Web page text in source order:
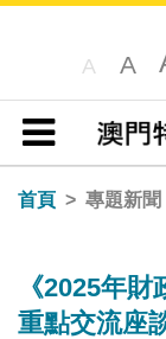
A A
目錄
首頁
專題新聞
《2025年
重點交流座